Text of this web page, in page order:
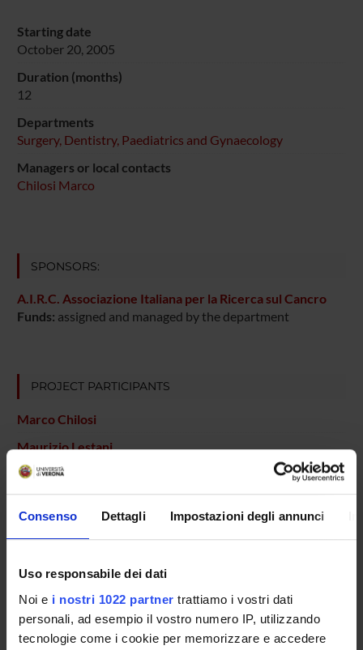
Consenso Dettagli Impostazioni degli annunci
Uso responsabile dei dati
Noi e i nostri 1022 partner trattiamo i vostri dati
personali, ad esempio il vostro numero IP, utilizzando
tecnologie come i cookie per memorizzare e accedere
Starting date
October 20, 2005
Duration (months)
12
Departments
Surgery, Dentistry, Paediatrics and Gynaecology
Managers or local contacts
Chilosi Marco
SPONSORS:
A.I.R.C. Associazione Italiana per la Ricerca sul Cancro
Funds: assigned and managed by the department
PROJECT PARTICIPANTS
Marco Chilosi
Maurizio Lestani
Giorgio Malpeli
Technical-administrative staff
Fabio Menestrina
Technical-administrative staff
Aldo Scarpa
Full Professor
Alberto Zamo'